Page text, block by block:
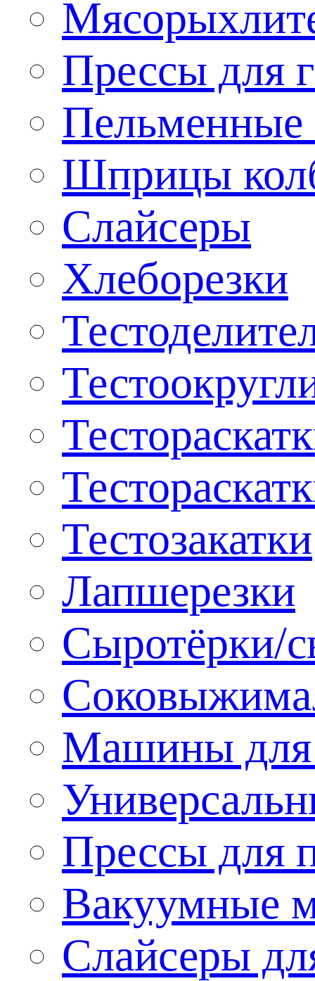
Прессы для
Пельменные
Шприцы
Слайсеры
Хлеборезки
Тестозакатки
Лапшерезки
Сыротёрки/
Машины для
Прессы для
Вакуумные
Слайсеры